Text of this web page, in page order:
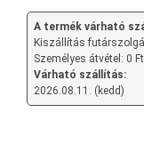
A termék várható
Kiszállítás
Személyes átvétel: 0 Ft
Várható szállítás:
2026.08.11. (kedd)